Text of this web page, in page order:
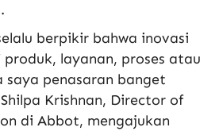
berpikir bahwa inovasi
produk, layanan, proses atau
saya penasaran banget
Krishnan, Director of
di Abbot, mengajukan